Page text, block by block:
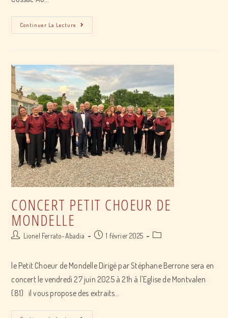
Continuer La Lecture
de
Groupe
Vocal
De
Mondelle
CONCERT PETIT CHOEUR DE
MONDELLE
Post Lionel Ferrato-Abadia
Post 1 février 2025
Post
le Petit Choeur de Mondelle Dirigé par Stéphane Berrone sera en
concert le vendredi 27 juin 2025 à 21h à l'Eglise de Montvalen
(81) il vous propose des extraits…